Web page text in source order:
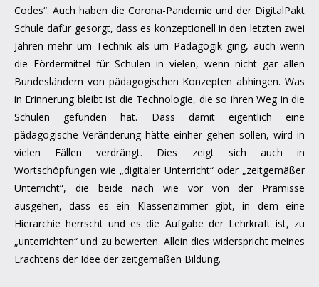
Codes“. Auch haben die Corona-Pandemie und der DigitalPakt
Schule dafür gesorgt, dass es konzeptionell in den letzten zwei
Jahren mehr um Technik als um Pädagogik ging, auch wenn
die Fördermittel für Schulen in vielen, wenn nicht gar allen
Bundesländern von pädagogischen Konzepten abhingen. Was
in Erinnerung bleibt ist die Technologie, die so ihren Weg in die
Schulen gefunden hat. Dass damit eigentlich eine
pädagogische Veränderung hätte einher gehen sollen, wird in
vielen Fällen verdrängt. Dies zeigt sich auch in
Wortschöpfungen wie „digitaler Unterricht“ oder „zeitgemäßer
Unterricht“, die beide nach wie vor von der Prämisse
ausgehen, dass es ein Klassenzimmer gibt, in dem eine
Hierarchie herrscht und es die Aufgabe der Lehrkraft ist, zu
„unterrichten“ und zu bewerten. Allein dies widerspricht meines
Erachtens der Idee der zeitgemäßen Bildung.